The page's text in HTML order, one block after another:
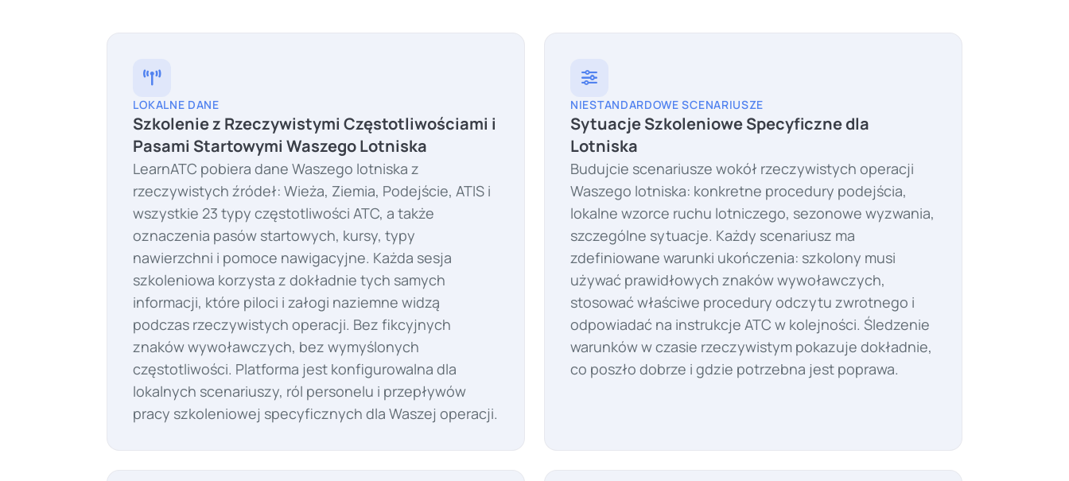
LOKALNE DANE
Szkolenie z Rzeczywistymi Częstotliwościami i
Pasami Startowymi Waszego Lotniska
LearnATC pobiera dane Waszego lotniska z
rzeczywistych źródeł: Wieża, Ziemia, Podejście, ATIS i
wszystkie 23 typy częstotliwości ATC, a także
oznaczenia pasów startowych, kursy, typy
nawierzchni i pomoce nawigacyjne. Każda sesja
szkoleniowa korzysta z dokładnie tych samych
informacji, które piloci i załogi naziemne widzą
podczas rzeczywistych operacji. Bez fikcyjnych
znaków wywoławczych, bez wymyślonych
częstotliwości. Platforma jest konfigurowalna dla
lokalnych scenariuszy, ról personelu i przepływów
pracy szkoleniowej specyficznych dla Waszej operacji.
NIESTANDARDOWE SCENARIUSZE
Sytuacje Szkoleniowe Specyficzne dla
Lotniska
Budujcie scenariusze wokół rzeczywistych operacji
Waszego lotniska: konkretne procedury podejścia,
lokalne wzorce ruchu lotniczego, sezonowe wyzwania,
szczególne sytuacje. Każdy scenariusz ma
zdefiniowane warunki ukończenia: szkolony musi
używać prawidłowych znaków wywoławczych,
stosować właściwe procedury odczytu zwrotnego i
odpowiadać na instrukcje ATC w kolejności. Śledzenie
warunków w czasie rzeczywistym pokazuje dokładnie,
co poszło dobrze i gdzie potrzebna jest poprawa.